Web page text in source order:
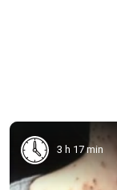
3 h 17 min